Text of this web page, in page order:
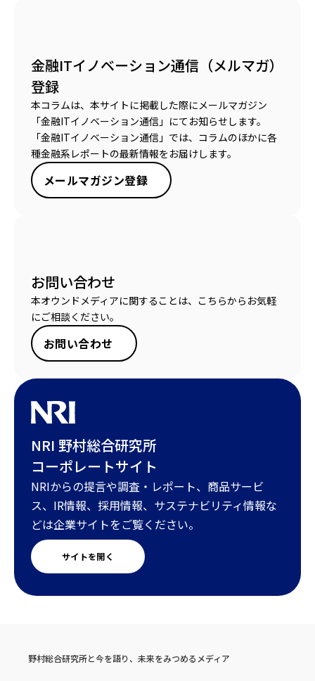
金融ITイノベーション通信（メルマガ）
登録
本コラムは、本サイトに掲載した際にメールマガジン
「金融ITイノベーション通信」にてお知らせします。
「金融ITイノベーション通信」では、コラムのほかに各
種金融系レポートの最新情報をお届けします。
メールマガジン登録
お問い合わせ
本オウンドメディアに関することは、こちらからお気軽
にご相談ください。
お問い合わせ
NRI 野村総合研究所
コーポレートサイト
NRIからの提言や調査・レポート、商品サービ
ス、IR情報、採用情報、サステナビリティ情報な
どは企業サイトをご覧ください。
サイトを開く
野村総合研究所と今を語り、未来をみつめるメディア